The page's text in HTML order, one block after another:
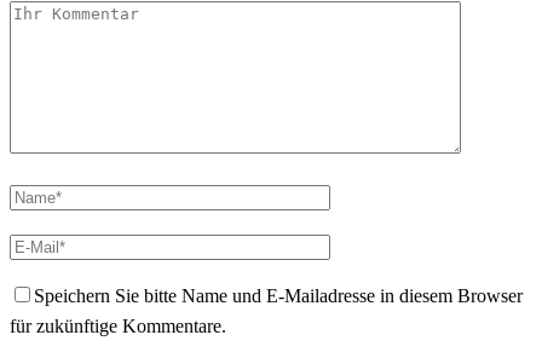
Speichern Sie bitte Name und E-Mailadresse in diesem Browser
für zukünftige Kommentare.